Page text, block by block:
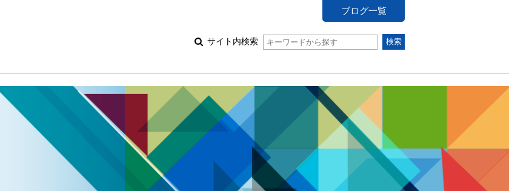
ブログ一覧
サイト内検索